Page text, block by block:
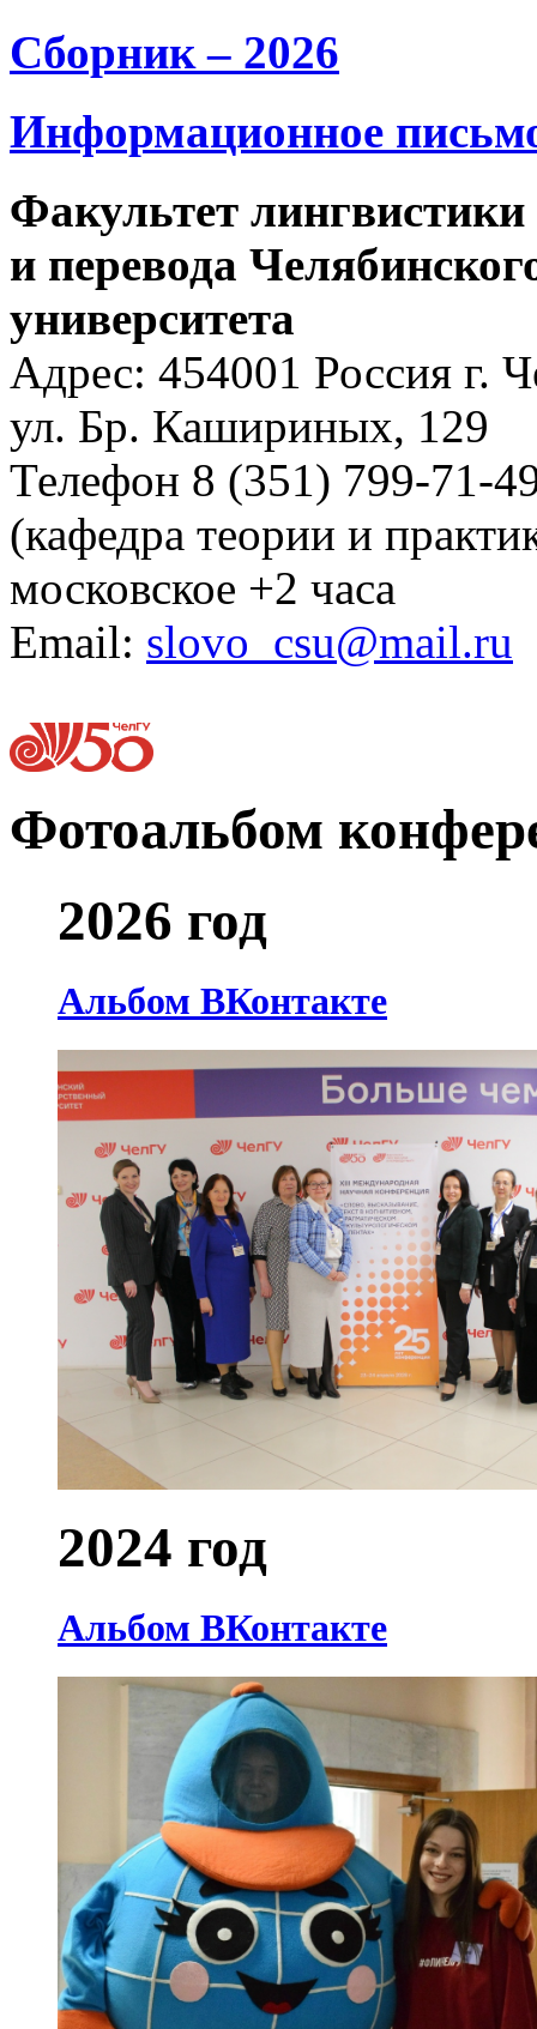
Сборник – 2026
Информационное
Факультет лингвистики
и перевода
университета
Адрес: 454001 Россия г.
ул. Бр. Кашириных, 129
Телефон 8 (351) 799-71-
(кафедра теории и
московское +2 часа
Email: slovo_csu@mail.ru
Фотоальбом
2026 год
Альбом ВКонтакте
2024 год
Альбом ВКонтакте